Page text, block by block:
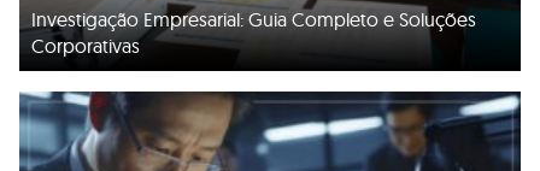
Investigação Empresarial: Guia Completo e Soluções
Corporativas